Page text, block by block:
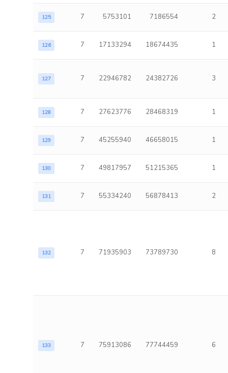
125 7 5753101 7186554 2
126 7 17133294 18674435 1
127 7 22946782 24382726 3
128 7 27623776 28468319 1
129 7 45255940 46658015 1
130 7 49817957 51215365 1
131 7 55334240 56878413 2
132 7 71935903 73789730 8
133 7 75913086 77744459 6